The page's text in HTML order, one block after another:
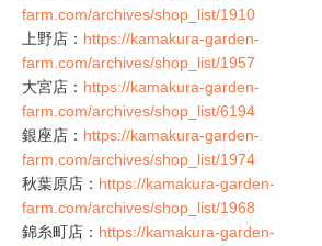
farm.com/archives/shop_list/1910
上野店： https://kamakura-garden-
farm.com/archives/shop_list/1957
大宮店： https://kamakura-garden-
farm.com/archives/shop_list/6194
銀座店： https://kamakura-garden-
farm.com/archives/shop_list/1974
秋葉原店： https://kamakura-garden-
farm.com/archives/shop_list/1968
錦糸町店： https://kamakura-garden-